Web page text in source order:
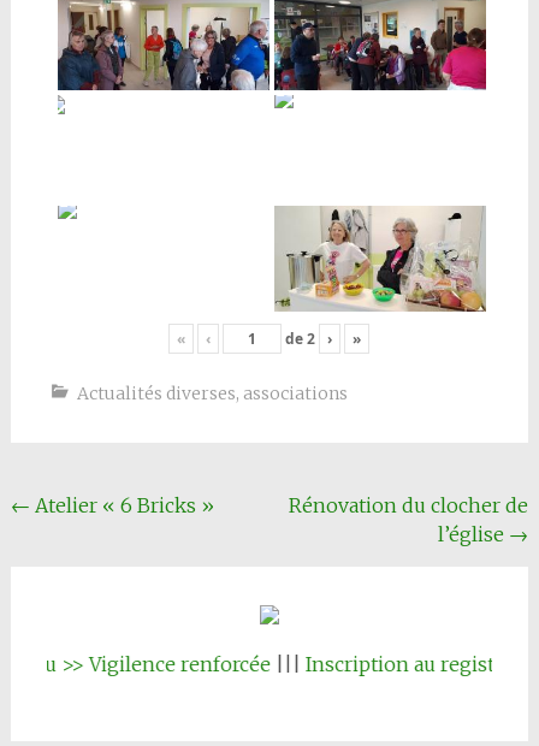
« ‹ de2 › »
Actualités diverses, associations
Navigation
← Atelier « 6 Bricks »
Rénovation du clocher de
l’église →
>> Vigilence renforcée|||Inscription au registre